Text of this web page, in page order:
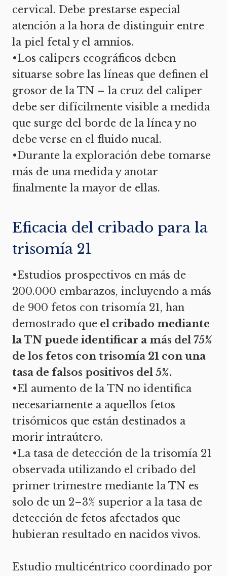
cervical. Debe prestarse especial
atención a la hora de distinguir entre
la piel fetal y el amnios.
•Los calipers ecográficos deben
situarse sobre las líneas que definen el
grosor de la TN – la cruz del caliper
debe ser difícilmente visible a medida
que surge del borde de la línea y no
debe verse en el fluido nucal.
•Durante la exploración debe tomarse
más de una medida y anotar
finalmente la mayor de ellas.
Eficacia del cribado para la
trisomía 21
•Estudios prospectivos en más de
200.000 embarazos, incluyendo a más
de 900 fetos con trisomía 21, han
demostrado que el cribado mediante
la TN puede identificar a más del 75%
de los fetos con trisomía 21 con una
tasa de falsos positivos del 5%.
•El aumento de la TN no identifica
necesariamente a aquellos fetos
trisómicos que están destinados a
morir intraútero.
•La tasa de detección de la trisomía 21
observada utilizando el cribado del
primer trimestre mediante la TN es
solo de un 2–3% superior a la tasa de
detección de fetos afectados que
hubieran resultado en nacidos vivos.
Estudio multicéntrico coordinado por